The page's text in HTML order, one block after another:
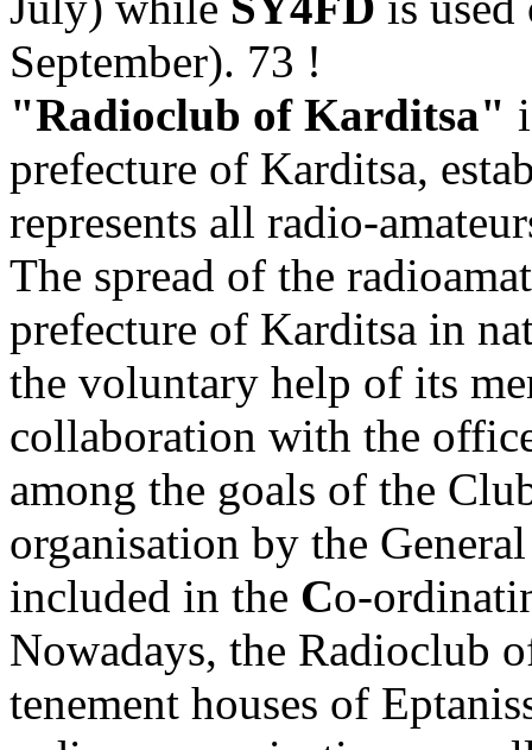
September). 73 !
"Radioclub of Karditsa"
prefecture of Karditsa,
represents all radio-
The spread of the
prefecture of Karditsa in
the voluntary help of its
collaboration with the
among the goals of the
organisation by the
included in the Co-
Nowadays, the Radioclub
tenement houses of